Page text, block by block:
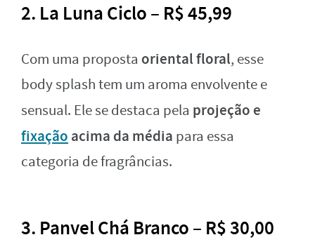
2. La Luna Ciclo – R$ 45,99
Com uma proposta oriental floral, esse
body splash tem um aroma envolvente e
sensual. Ele se destaca pela projeção e
fixação acima da média para essa
categoria de fragrâncias.
3. Panvel Chá Branco – R$ 30,00